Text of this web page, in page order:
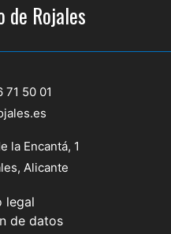
de Rojales
50 01
la Encantá, 1
Alicante
legal
de datos